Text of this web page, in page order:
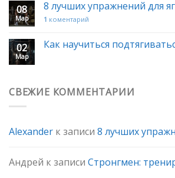
08
Мар
8 лучших упражнений для
1 коментарий
02
Мар
Как научиться
СВЕЖИЕ КОММЕНТАРИИ
Alexander к записи 8 лучших
Андрей к записи Стронгмен: